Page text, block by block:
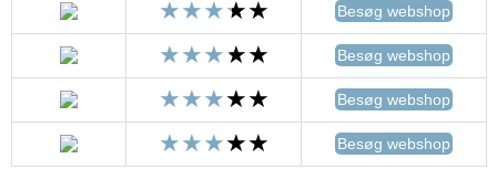
Besøg webshop
Besøg webshop
Besøg webshop
Besøg webshop